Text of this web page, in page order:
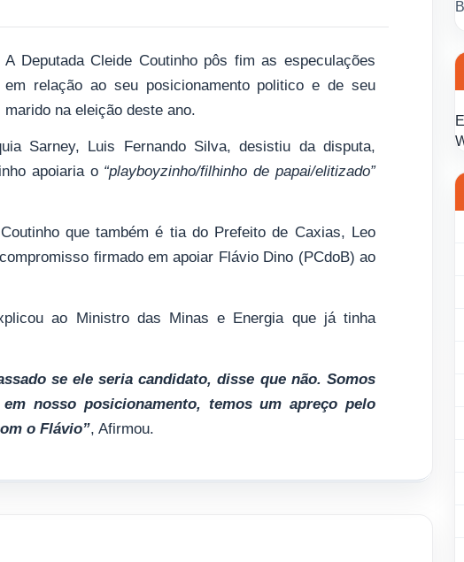
A Deputada Cleide Coutinho pôs fim as especulações
em relação ao seu posicionamento politico e de seu
marido na eleição deste ano.
Sarney, Luis Fernando Silva, desistiu da disputa,
apoiaria o “playboyzinho/filhinho de papai/elitizado”
que também é tia do Prefeito de Caxias, Leo
firmado em apoiar Flávio Dino (PCdoB) ao
ao Ministro das Minas e Energia que já tinha
se ele seria candidato, disse que não. Somos
nosso posicionamento, temos um apreço pelo
o Flávio”, Afirmou.